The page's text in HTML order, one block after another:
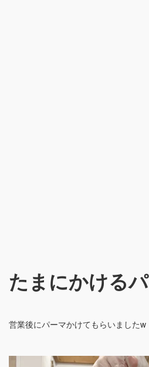
たまにかける
営業後にパーマかけてもらいましたw